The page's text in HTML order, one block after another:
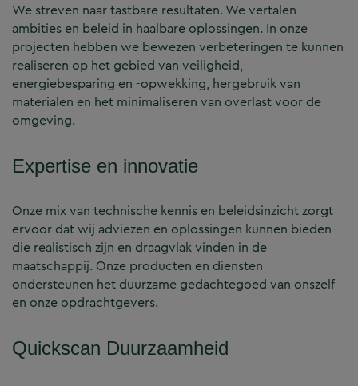
We streven naar tastbare resultaten. We vertalen
ambities en beleid in haalbare oplossingen. In onze
projecten hebben we bewezen verbeteringen te kunnen
realiseren op het gebied van veiligheid,
energiebesparing en -opwekking, hergebruik van
materialen en het minimaliseren van overlast voor de
omgeving.
Expertise en innovatie
Onze mix van technische kennis en beleidsinzicht zorgt
ervoor dat wij adviezen en oplossingen kunnen bieden
die realistisch zijn en draagvlak vinden in de
maatschappij. Onze producten en diensten
ondersteunen het duurzame gedachtegoed van onszelf
en onze opdrachtgevers.
Quickscan Duurzaamheid